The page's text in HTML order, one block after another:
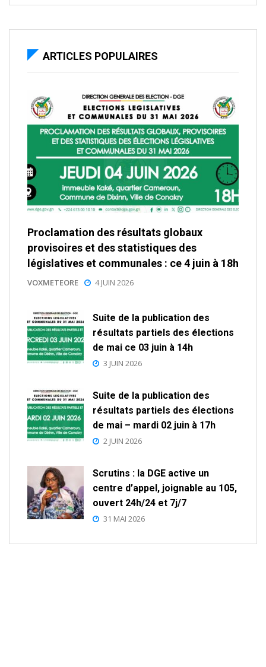
ARTICLES POPULAIRES
Proclamation des résultats globaux
provisoires et des statistiques des
législatives et communales : ce 4 juin à 18h
VOXMETEORE 4 JUIN 2026
Suite de la publication des
résultats partiels des élections
de mai ce 03 juin à 14h
3 JUIN 2026
Suite de la publication des
résultats partiels des élections
de mai – mardi 02 juin à 17h
2 JUIN 2026
Scrutins : la DGE active un
centre d’appel, joignable au 105,
ouvert 24h/24 et 7j/7
31 MAI 2026